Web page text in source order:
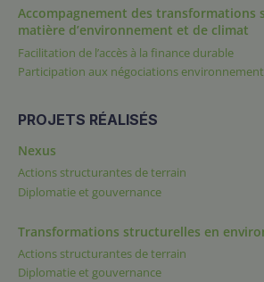
Accompagnement des transformations
matière d’environnement et de climat
Facilitation de l’accès à la finance durable
Participation aux négociations
PROJETS RÉALISÉS
Nexus
Actions structurantes de terrain
Diplomatie et gouvernance
Transformations structurelles en
Actions structurantes de terrain
Diplomatie et gouvernance